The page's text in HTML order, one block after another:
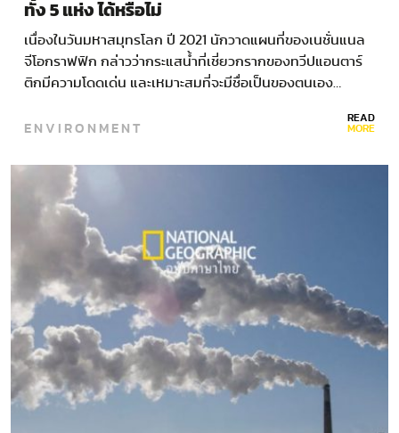
ทั้ง 5 แห่ง ได้หรือไม่
เนื่องในวันมหาสมุทรโลก ปี 2021 นักวาดแผนที่ของเนชั่นแนล
จีโอกราฟฟิก กล่าวว่ากระแสน้ำที่เชี่ยวกรากของทวีปแอนตาร์
ติกมีความโดดเด่น และเหมาะสมที่จะมีชื่อเป็นของตนเอง…
ENVIRONMENT READ
MORE